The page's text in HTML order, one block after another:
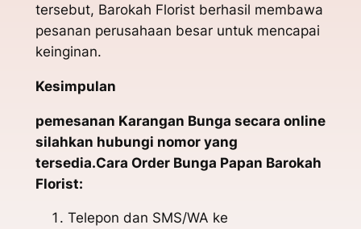
tersebut, Barokah Florist berhasil membawa
pesanan perusahaan besar untuk mencapai
keinginan.
Kesimpulan
pemesanan Karangan Bunga secara online
silahkan hubungi nomor yang
tersedia.Cara Order Bunga Papan Barokah
Florist:
Telepon dan SMS/WA ke